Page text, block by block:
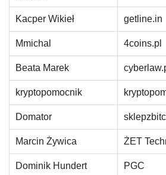
Kacper Wikieł getline.in
Mmichal 4coins.pl
Beata Marek
kryptopomocnik
Domator
Marcin Żywica ŻET
Dominik Hundert PGC